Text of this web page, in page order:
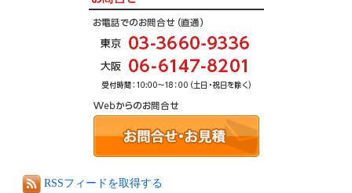
RSSフィードを取得する